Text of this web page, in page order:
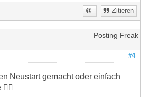
Zitieren
Posting Freak
#4
Neustart gemacht oder einfach